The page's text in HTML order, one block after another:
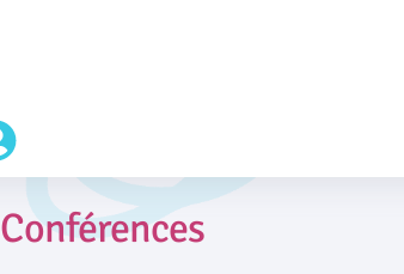
Conférences